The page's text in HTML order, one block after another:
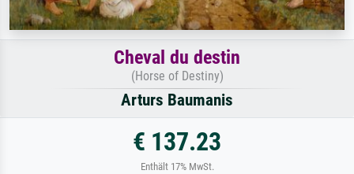
Cheval du destin
(Horse of Destiny)
Arturs Baumanis
€ 137.23
Enthält 17% MwSt.